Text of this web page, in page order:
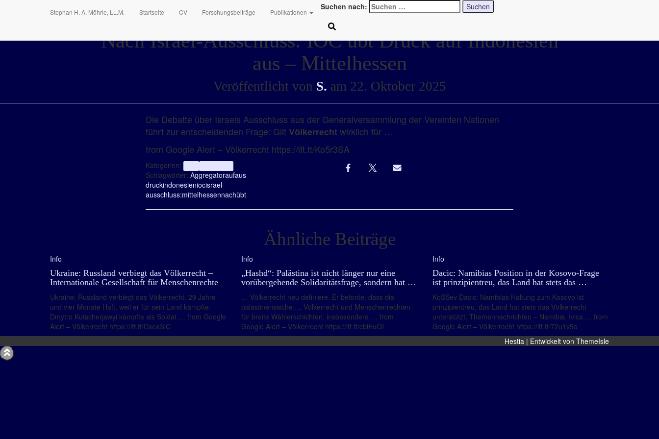
Stephan H. A. Möhrle, LL.M. Startseite CV Forschungsbeiträge Publikationen
Suchen nach:
Nach Israel-Ausschluss: IOC übt Druck auf Indonesien
aus – Mittelhessen
Veröffentlicht von S. am 22. Oktober 2025
Die Debatte über Israels Ausschluss aus der Generalversammlung der Vereinten Nationen
führt zur entscheidenden Frage: Gilt Völkerrecht wirklich für …
from Google Alert – Völkerrecht https://ift.tt/Ko5r3SA
Kategorien:
Schlagwörter: Aggregatoraufaus​
druckindonesieniocisrael-
ausschluss:mittelhessennachübt
Ähnliche Beiträge
Info
Ukraine: Russland verbiegt das Völkerrecht –
Internationale Gesellschaft für Menschenrechte
Ukraine: Russland verbiegt das Völkerrecht. 29 Jahre
und vier Monate Haft, weil er für sein Land kämpfte.
Dmytro Kutscherjawyi kämpfte als Soldat … from Google
Alert – Völkerrecht https://ift.tt/DseaSlC
Info
„Hashd“: Palästina ist nicht länger nur eine
vorübergehende Solidaritätsfrage, sondern hat …
… Völkerrecht neu definiere. Er betonte, dass die
palästinensische … Völkerrecht und Menschenrechten
für breite Wählerschichten, insbesondere … from
Google Alert – Völkerrecht https://ift.tt/cbiEuOI
Info
Dacic: Namibias Position in der Kosovo-Frage
ist prinzipientreu, das Land hat stets das …
KoSSev Dacic: Namibias Haltung zum Kosovo ist
prinzipientreu, das Land hat stets das Völkerrecht
unterstützt. Themennachrichten – Namibia, Ivica … from
Google Alert – Völkerrecht https://ift.tt/72u1v5o
Hestia | Entwickelt von ThemeIsle